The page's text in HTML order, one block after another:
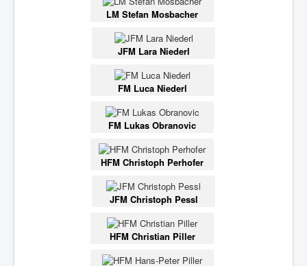
LM Stefan Mosbacher
JFM Lara Niederl
FM Luca Niederl
FM Lukas Obranovic
HFM Christoph Perhofer
JFM Christoph Pessl
HFM Christian Piller